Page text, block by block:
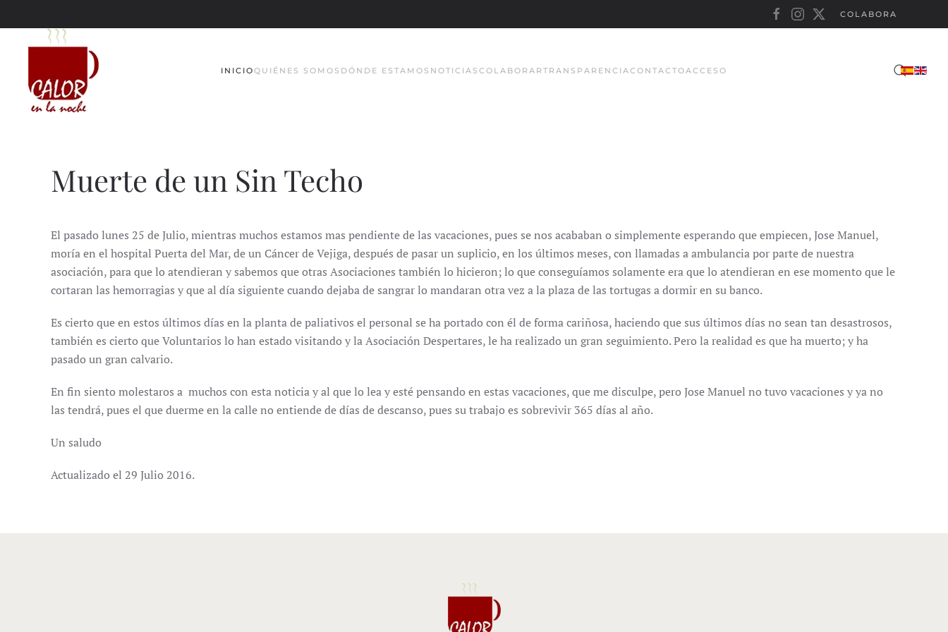
Skip to main content
COLABORA
INICIOQUIÉNES SOMOS DÓNDE ESTAMOS NOTICIAS COLABORAR TRANSPARENCIACONTACTOACCESO
Muerte de un Sin Techo
El pasado lunes 25 de Julio, mientras muchos estamos mas pendiente de las vacaciones, pues se nos acababan o simplemente esperando que empiecen, Jose Manuel,
moría en el hospital Puerta del Mar, de un Cáncer de Vejiga, después de pasar un suplicio, en los últimos meses, con llamadas a ambulancia por parte de nuestra
asociación, para que lo atendieran y sabemos que otras Asociaciones también lo hicieron; lo que conseguíamos solamente era que lo atendieran en ese momento que le
cortaran las hemorragias y que al día siguiente cuando dejaba de sangrar lo mandaran otra vez a la plaza de las tortugas a dormir en su banco.
Es cierto que en estos últimos días en la planta de paliativos el personal se ha portado con él de forma cariñosa, haciendo que sus últimos días no sean tan desastrosos,
también es cierto que Voluntarios lo han estado visitando y la Asociación Despertares, le ha realizado un gran seguimiento. Pero la realidad es que ha muerto; y ha
pasado un gran calvario.
En fin siento molestaros a muchos con esta noticia y al que lo lea y esté pensando en estas vacaciones, que me disculpe, pero Jose Manuel no tuvo vacaciones y ya no
las tendrá, pues el que duerme en la calle no entiende de días de descanso, pues su trabajo es sobrevivir 365 días al año.
Un saludo
Actualizado el 29 Julio 2016.